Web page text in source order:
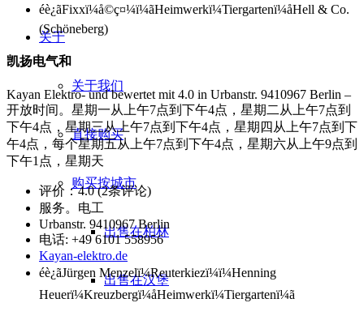
关于
关于我们
直接购买
购买按城市
出售在柏林
出售在汉堡
éè¿ãFixxï¼å©ç¤¼ï¼ãHeimwerkï¼Tiergartenï¼åHell & Co.
(Schöneberg)
凯扬电气和
Kayan Elektro- und bewertet mit 4.0 in Urbanstr. 9410967 Berlin –
开放时间。星期一从上午7点到下午4点，星期二从上午7点到
下午4点，星期三从上午7点到下午4点，星期四从上午7点到下
午4点，每个星期五从上午7点到下午4点，星期六从上午9点到
下午1点，星期天
评价：4.0 (2条评论)
服务。电工
Urbanstr. 9410967 Berlin
电话: +49 6101 558956
Kayan-elektro.de
éè¿ãJürgen Menzelï¼Reuterkiezï¼ï¼Henning
Heuerï¼Kreuzbergï¼åHeimwerkï¼Tiergartenï¼ã